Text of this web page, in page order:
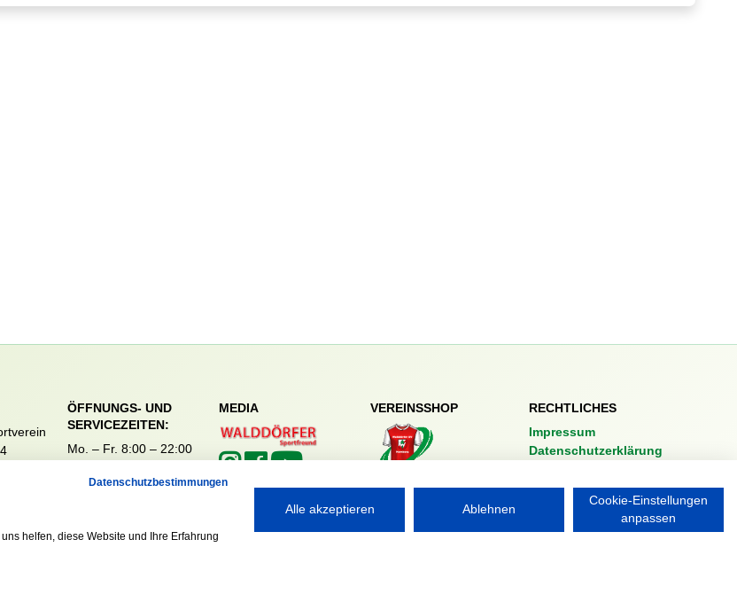
ÖFFNUNGS- UND
SERVICEZEITEN:
Mo. – Fr. 8:00 – 22:00
Sa. & So. 9:00 – 19:00
MEDIA VEREINSSHOP
Nordsport.store
RECHTLICHES
Impressum
Datenschutzerklärung
Datenschutzbestimmungen
helfen, diese Website und Ihre Erfahrung
Alle akzeptieren Ablehnen
Cookie-Einstellungen
anpassen